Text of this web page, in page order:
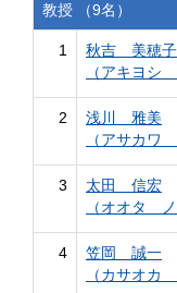
教授 （9名）
1
秋吉 美穂子
（アキヨシ
2
浅川 雅美
（アサカワ
3
太田 信宏
（オオタ ノ
4
笠岡 誠一
（カサオカ